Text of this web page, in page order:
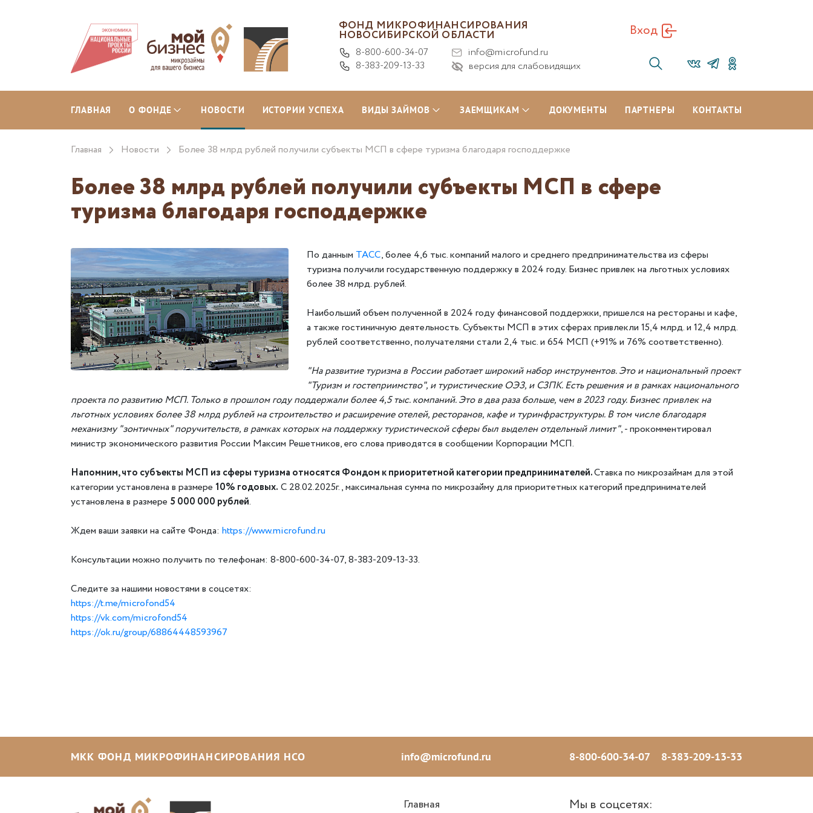
ФОНД МИКРОФИНАНСИРОВАНИЯ
НОВОСИБИРСКОЙ ОБЛАСТИ
8-800-600-34-07
8-383-209-13-33
info@microfund.ru
версия для слабовидящих
Вход
ГЛАВНАЯ О ФОНДЕ НОВОСТИ ИСТОРИИ УСПЕХА ВИДЫ ЗАЙМОВ ЗАЕМЩИКАМ ДОКУМЕНТЫ ПАРТНЕРЫ КОНТАКТЫ
Главная Новости Более 38 млрд рублей получили субъекты МСП в сфере туризма благодаря господдержке
Более 38 млрд рублей получили субъекты МСП в сфере
туризма благодаря господдержке
По данным ТАСС, более 4,6 тыс. компаний малого и среднего предпринимательства из сферы
туризма получили государственную поддержку в 2024 году. Бизнес привлек на льготных условиях
более 38 млрд. рублей.
Наибольший объем полученной в 2024 году финансовой поддержки, пришелся на рестораны и кафе,
а также гостиничную деятельность. Субъекты МСП в этих сферах привлекли 15,4 млрд. и 12,4 млрд.
рублей соответственно, получателями стали 2,4 тыс. и 654 МСП (+91% и 76% соответственно).
"На развитие туризма в России работает широкий набор инструментов. Это и национальный проект
"Туризм и гостеприимство", и туристические ОЭЗ, и СЗПК. Есть решения и в рамках национального
проекта по развитию МСП. Только в прошлом году поддержали более 4,5 тыс. компаний. Это в два раза больше, чем в 2023 году. Бизнес привлек на
льготных условиях более 38 млрд рублей на строительство и расширение отелей, ресторанов, кафе и туринфраструктуры. В том числе благодаря
механизму "зонтичных" поручительств, в рамках которых на поддержку туристической сферы был выделен отдельный лимит", - прокомментировал
министр экономического развития России Максим Решетников, его слова приводятся в сообщении Корпорации МСП.
Напомним, что субъекты МСП из сферы туризма относятся Фондом к приоритетной категории предпринимателей.Ставка по микрозаймам для этой
категории установлена в размере 10% годовых. С 28.02.2025г., максимальная сумма по микрозайму для приоритетных категорий предпринимателей
установлена в размере 5 000 000 рублей.
Ждем ваши заявки на сайте Фонда: https://www.microfund.ru
Консультации можно получить по телефонам: 8-800-600-34-07, 8-383-209-13-33.
Следите за нашими новостями в соцсетях:
https://t.me/microfond54
https://vk.com/microfond54
https://ok.ru/group/68864448593967
МКК ФОНД МИКРОФИНАНСИРОВАНИЯ НСО info@microfund.ru 8-800-600-34-07 8-383-209-13-33
Главная Мы в соцсетях: